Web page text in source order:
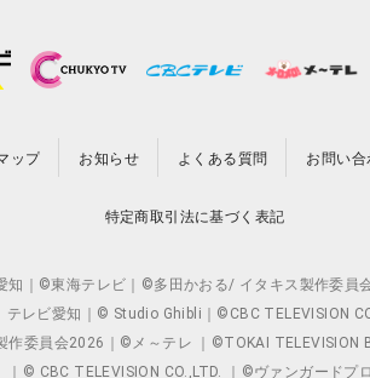
ップ お知らせ よくある質問 お問い合
特定商取引法に基づく表記
｜©東海テレビ｜©多田かおる/ イタキス製作委
レビ愛知｜© Studio Ghibli｜©CBC
員会2026｜©メ～テレ ｜©TOKAI TELEVISION
｜© CBC TELEVISION CO.,LTD. ｜©ヴァンガード